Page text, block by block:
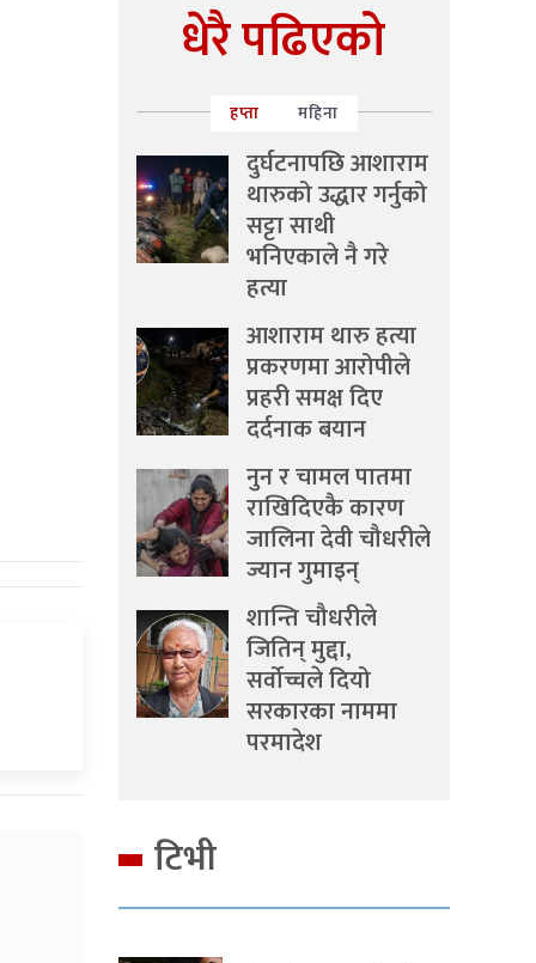
धेरै पढिएको
हप्ता महिना
दुर्घटनापछि आशाराम
थारुको उद्धार गर्नुको
सट्टा साथी
भनिएकाले नै गरे
हत्या
आशाराम थारु हत्या
प्रकरणमा आरोपीले
प्रहरी समक्ष दिए
दर्दनाक बयान
नुन र चामल पातमा
राखिदिएकै कारण
जालिना देवी चौधरीले
ज्यान गुमाइन्
शान्ति चौधरीले
जितिन् मुद्दा,
सर्वोच्चले दियो
सरकारका नाममा
परमादेश
टिभी